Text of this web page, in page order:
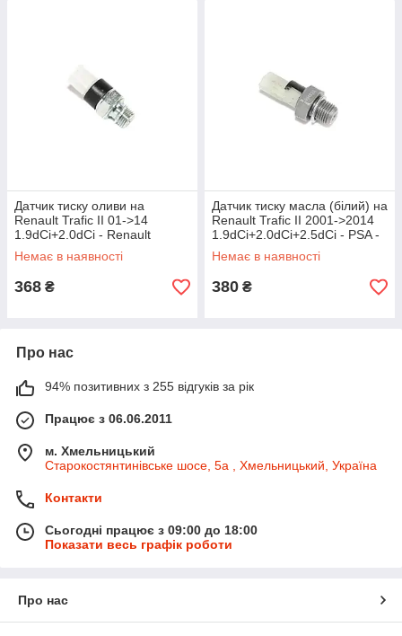
Датчик тиску оливи на
Renault Trafic II 01->14
1.9dCi+2.0dCi - Renault
(Оригінал) БЕЗ УПАКОВКИ -
8200671272J
Немає в наявності
368 ₴
Датчик тиску масла (білий) на
Renault Trafic II 2001->2014
1.9dCi+2.0dCi+2.5dCi - PSA -
93198166
Немає в наявності
380 ₴
Про нас
94% позитивних з 255 відгуків за рік
Працює з 06.06.2011
м. Хмельницький
Старокостянтинівське шосе, 5а , Хмельницький, Україна
Контакти
Сьогодні працює з 09:00 до 18:00
Показати весь графік роботи
Про нас